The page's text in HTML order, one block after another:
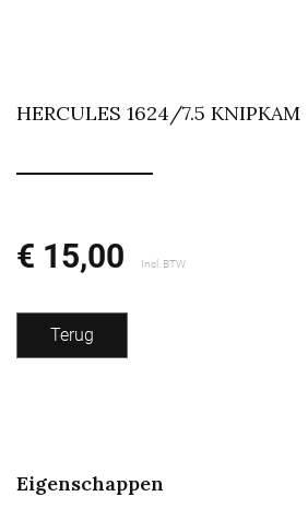
HERCULES 1624/7.5 KNIPKAM
€ 15,00 Incl. BTW
Terug
Eigenschappen